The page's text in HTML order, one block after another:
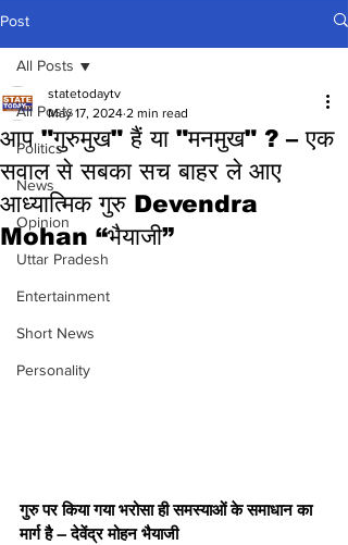
Post
All Posts
Politics
News
Opinion
Uttar Pradesh
Entertainment
Short News
Personality
All Posts
आप "गुरुमुख" हैं या "मनमुख" ? – एक
सवाल से सबका सच बाहर ले आए
आध्यात्मिक गुरु Devendra
Mohan “भैयाजी”
statetodaytv
May 17, 2024 2 min read
गुरु पर किया गया भरोसा ही समस्याओं के समाधान का
मार्ग है – देवेंद्र मोहन भैयाजी